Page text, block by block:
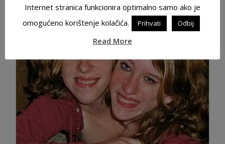
Internet stranica funkcionira optimalno samo ako je
omogućeno korištenje kolačića.
Prihvati Odbij
Read More